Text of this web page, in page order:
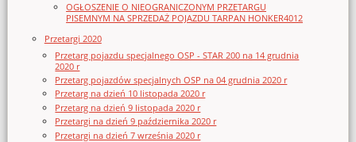
OGŁOSZENIE O NIEOGRANICZONYM PRZETARGU
PISEMNYM NA SPRZEDAŻ POJAZDU TARPAN HONKER4012
Przetargi 2020
Przetarg pojazdu specjalnego OSP - STAR 200 na 14 grudnia
2020 r
Przetarg pojazdów specjalnych OSP na 04 grudnia 2020 r
Przetarg na dzień 10 listopada 2020 r
Przetarg na dzień 9 listopada 2020 r
Przetargi na dzień 9 października 2020 r
Przetargi na dzień 7 września 2020 r